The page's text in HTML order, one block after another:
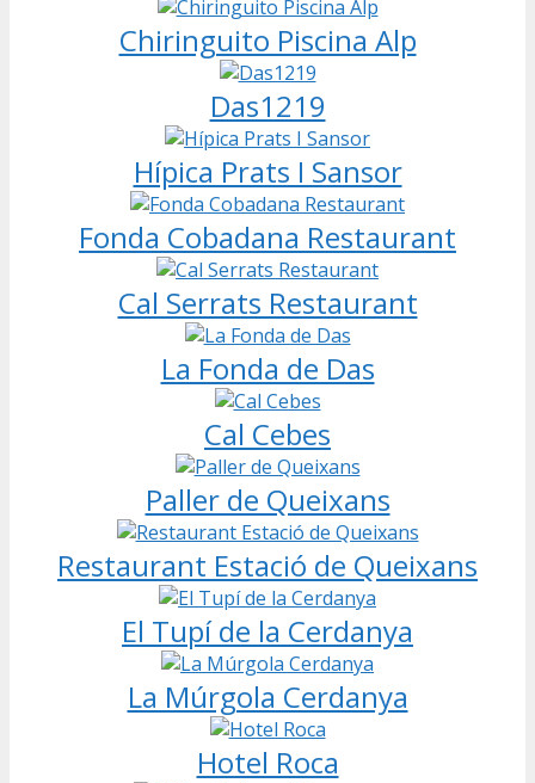
Chiringuito Piscina Alp
Das1219
Hípica Prats I Sansor
Fonda Cobadana Restaurant
Cal Serrats Restaurant
La Fonda de Das
Cal Cebes
Paller de Queixans
Restaurant Estació de Queixans
El Tupí de la Cerdanya
La Múrgola Cerdanya
Hotel Roca